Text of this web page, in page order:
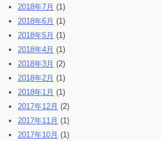
2018年7月 (1)
2018年6月 (1)
2018年5月 (1)
2018年4月 (1)
2018年3月 (2)
2018年2月 (1)
2018年1月 (1)
2017年12月 (2)
2017年11月 (1)
2017年10月 (1)